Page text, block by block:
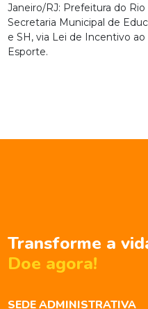
Janeiro/RJ: Prefeitura do
Secretaria Municipal de
e SH, via Lei de Incentivo
Esporte.
Transforme a
Doe agora!
SEDE ADMINISTRATIVA